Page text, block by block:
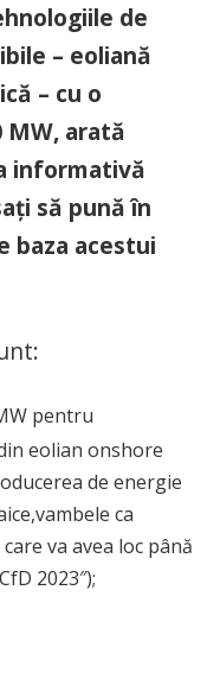
de
– eoliană
– cu o
arată
informativă
să pună în
baza acestui
pentru
eolian onshore
de energie
ca
va avea loc până
2023″);